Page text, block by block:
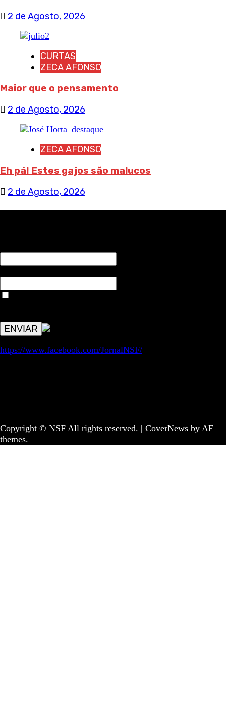
2 de Agosto, 2026
CURTAS
ZECA AFONSO
Maior que o pensamento
2 de Agosto, 2026
ZECA AFONSO
Eh pá! Estes gajos são malucos
2 de Agosto, 2026
https://www.facebook.com/JornalNSF/
Copyright © NSF All rights reserved. | CoverNews by AF
themes.